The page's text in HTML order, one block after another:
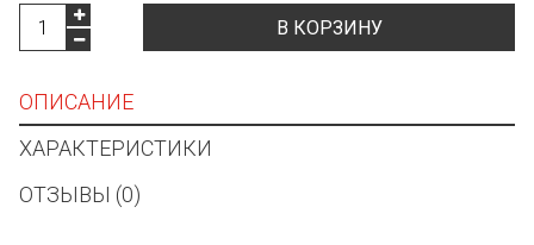
В КОРЗИНУ
ОПИСАНИЕ
ХАРАКТЕРИСТИКИ
ОТЗЫВЫ (0)